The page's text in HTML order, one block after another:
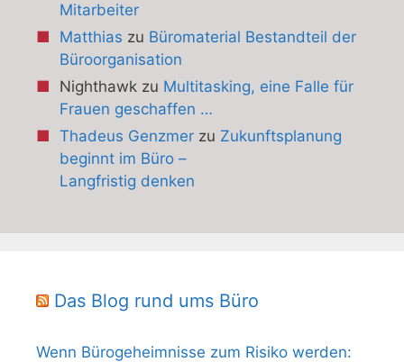
Mitarbeiter
Matthias zu Büromaterial Bestandteil der
Büroorganisation
Nighthawkzu Multitasking, eine Falle für
Frauen geschaffen …
Thadeus Genzmerzu Zukunftsplanung
beginnt im Büro –
Langfristig denken
Das Blog rund ums Büro
Wenn Bürogeheimnisse zum Risiko werden: